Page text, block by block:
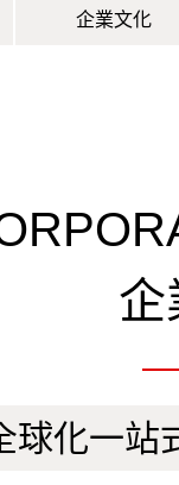
企業文化
企
球化一站